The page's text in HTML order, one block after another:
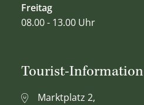
Freitag
08.00 - 13.00 Uhr
Tourist-Information
Marktplatz 2,